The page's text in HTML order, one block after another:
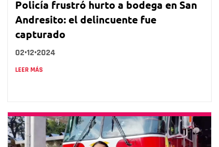
Policía frustró hurto a bodega en San
Andresito: el delincuente fue
capturado
02•12•2024
LEER MÁS